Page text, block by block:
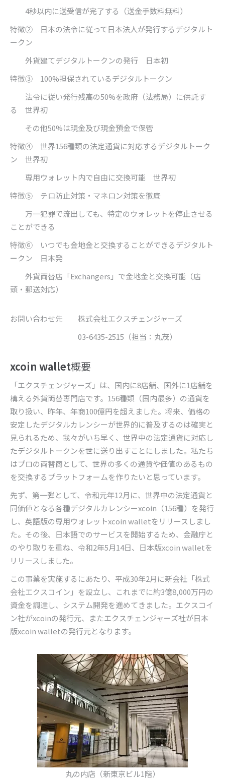
4秒以内に送受信が完了する（送金手数料無料）
特徴② 日本の法令に従って日本法人が発行するデジタルト
ークン
外貨建てデジタルトークンの発行 日本初
特徴③ 100%担保されているデジタルトークン
法令に従い発行残高の50%を政府（法務局）に供託す
る 世界初
その他50%は現金及び現金預金で保管
特徴④ 世界156種類の法定通貨に対応するデジタルトーク
ン 世界初
専用ウォレット内で自由に交換可能 世界初
特徴⑤ テロ防止対策・マネロン対策を徹底
万一犯罪で流出しても、特定のウォレットを停止させる
ことができる
特徴⑥ いつでも金地金と交換することができるデジタルト
ークン 日本発
外貨両替店「Exchangers 」で金地金と交換可能（店
頭・郵送対応）
お問い合わせ先 株式会社エクスチェンジャーズ
03-6435-2515 （担当：丸茂）
xcoin wallet概要
「エクスチェンジャーズ」は、国内に8店舗、国外に1店舗を
構える外貨両替専門店です。 156種類（国内最多）の通貨を
取り扱い、昨年、年商100億円を超えました。将来、価格の
安定したデジタルカレンシーが世界的に普及するのは確実と
見られるため、我々がいち早く、世界中の法定通貨に対応し
たデジタルトークンを世に送り出すことにしました。私たち
はプロの両替商として、世界の多くの通貨や価値のあるもの
を交換するプラットフォームを作りたいと思っています。
先ず、第一弾として、令和元年12月に、世界中の法定通貨と
同価値となる各種デジタルカレンシーxcoin （156種）を発行
し、英語版の専用ウォレットxcoin walletをリリースしまし
た。その後、日本語でのサービスを開始するため、金融庁と
のやり取りを重ね、令和2年5月14日、日本版xcoin walletを
リリースしました。
この事業を実施するにあたり、平成30年2月に新会社「株式
会社エクスコイン」を設立し、これまでに約3億8,000万円の
資金を調達し、システム開発を進めてきました。エクスコイ
ン社がxcoinの発行元、またエクスチェンジャーズ社が日本
版xcoin walletの発行元となります。
丸の内店（新東京ビル1階）